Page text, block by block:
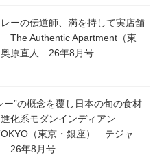
ーの伝道師、満を持して実店舗
The Authentic Apartment（東
原直人 26年8月号
ー”の概念を覆し日本の旬の食材
進化系モダンインディアン
（東京・銀座） テジャ
26年8月号